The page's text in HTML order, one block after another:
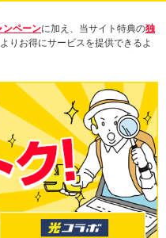
ンペーンに加え、当サイト特典の独
りお得にサービスを提供できるよ